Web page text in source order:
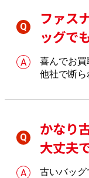
ファス
ッグで
喜んでお買
他社で断ら
かなり
大丈夫
古いバッ